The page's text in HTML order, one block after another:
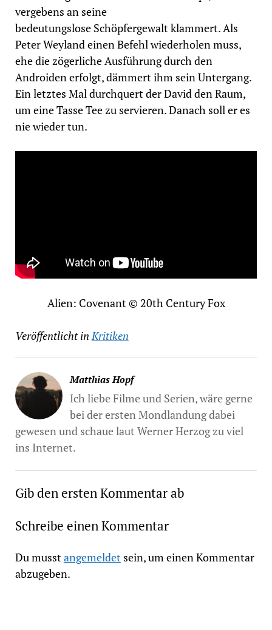
vergebens an seine
bedeutungslose Schöpfergewalt klammert. Als
Peter Weyland einen Befehl wiederholen muss,
ehe die zögerliche Ausführung durch den
Androiden erfolgt, dämmert ihm sein Untergang.
Ein letztes Mal durchquert der David den Raum,
um eine Tasse Tee zu servieren. Danach soll er es
nie wieder tun.
Alien: Covenant © 20th Century Fox
Veröffentlicht in Kritiken
Matthias Hopf
Ich liebe Filme und Serien, wäre gerne
bei der ersten Mondlandung dabei
gewesen und schaue laut Werner Herzog zu viel
ins Internet.
Gib den ersten Kommentar ab
Schreibe einen Kommentar
Du musst angemeldet sein, um einen Kommentar
abzugeben.